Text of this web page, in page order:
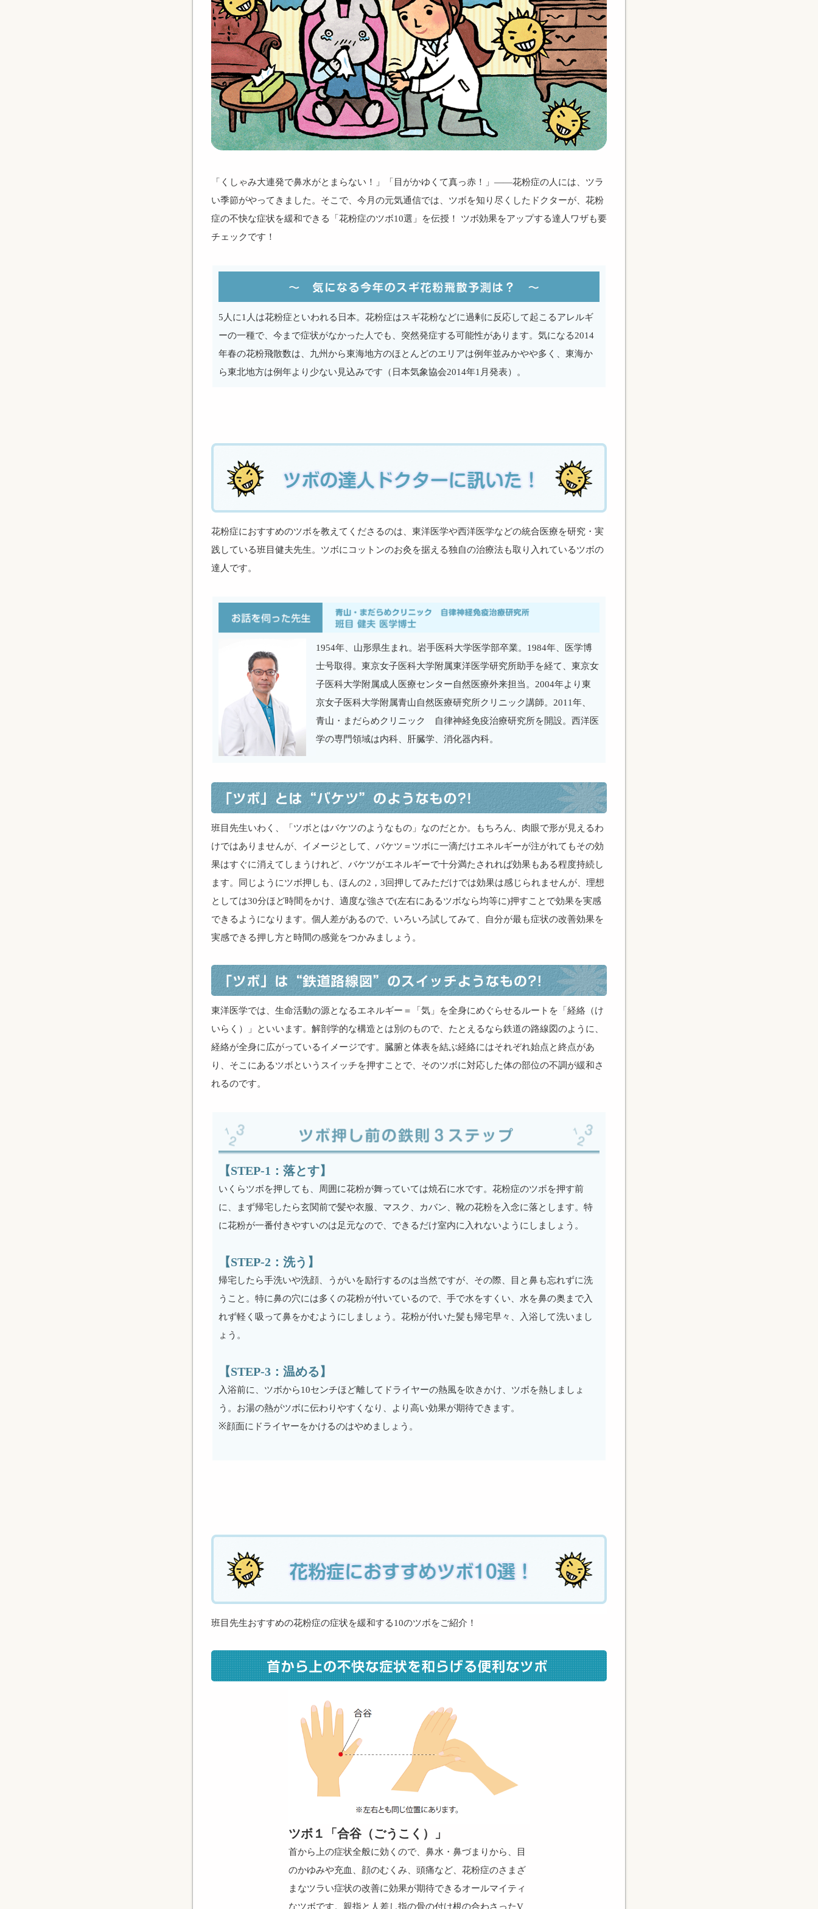
「くしゃみ大連発で鼻水がとまらない！」「目がかゆくて真っ赤！」——花粉症の人には、ツラ
い季節がやってきました。そこで、今月の元気通信では、ツボを知り尽くしたドクターが、花粉
症の不快な症状を緩和できる「花粉症のツボ10選」を伝授！ ツボ効果をアップする達人ワザも要
チェックです！
5人に1人は花粉症といわれる日本。花粉症はスギ花粉などに過剰に反応して起こるアレルギ
ーの一種で、今まで症状がなかった人でも、突然発症する可能性があります。気になる2014
年春の花粉飛散数は、九州から東海地方のほとんどのエリアは例年並みかやや多く、東海か
ら東北地方は例年より少ない見込みです（日本気象協会2014年1月発表）。
花粉症におすすめのツボを教えてくださるのは、東洋医学や西洋医学などの統合医療を研究・実
践している班目健夫先生。ツボにコットンのお灸を据える独自の治療法も取り入れているツボの
達人です。
1954年、山形県生まれ。岩手医科大学医学部卒業。1984年、医学博
士号取得。東京女子医科大学附属東洋医学研究所助手を経て、東京女
子医科大学附属成人医療センター自然医療外来担当。2004年より東
京女子医科大学附属青山自然医療研究所クリニック講師。2011年、
青山・まだらめクリニック 自律神経免疫治療研究所を開設。西洋医
学の専門領域は内科、肝臓学、消化器内科。
班目先生いわく、「ツボとはバケツのようなもの」なのだとか。もちろん、肉眼で形が見えるわ
けではありませんが、イメージとして、バケツ＝ツボに一滴だけエネルギーが注がれてもその効
果はすぐに消えてしまうけれど、バケツがエネルギーで十分満たされれば効果もある程度持続し
ます。同じようにツボ押しも、ほんの2，3回押してみただけでは効果は感じられませんが、理想
としては30分ほど時間をかけ、適度な強さで(左右にあるツボなら均等に)押すことで効果を実感
できるようになります。個人差があるので、いろいろ試してみて、自分が最も症状の改善効果を
実感できる押し方と時間の感覚をつかみましょう。
東洋医学では、生命活動の源となるエネルギー＝「気」を全身にめぐらせるルートを「経絡（け
いらく）」といいます。解剖学的な構造とは別のもので、たとえるなら鉄道の路線図のように、
経絡が全身に広がっているイメージです。臓腑と体表を結ぶ経絡にはそれぞれ始点と終点があ
り、そこにあるツボというスイッチを押すことで、そのツボに対応した体の部位の不調が緩和さ
れるのです。
【STEP-1：落とす】
いくらツボを押しても、周囲に花粉が舞っていては焼石に水です。花粉症のツボを押す前
に、まず帰宅したら玄関前で髪や衣服、マスク、カバン、靴の花粉を入念に落とします。特
に花粉が一番付きやすいのは足元なので、できるだけ室内に入れないようにしましょう。
【STEP-2：洗う】
帰宅したら手洗いや洗顔、うがいを励行するのは当然ですが、その際、目と鼻も忘れずに洗
うこと。特に鼻の穴には多くの花粉が付いているので、手で水をすくい、水を鼻の奥まで入
れず軽く吸って鼻をかむようにしましょう。花粉が付いた髪も帰宅早々、入浴して洗いまし
ょう。
【STEP-3：温める】
入浴前に、ツボから10センチほど離してドライヤーの熱風を吹きかけ、ツボを熱しましょ
う。お湯の熱がツボに伝わりやすくなり、より高い効果が期待できます。
※顔面にドライヤーをかけるのはやめましょう。
班目先生おすすめの花粉症の症状を緩和する10のツボをご紹介！
ツボ１「合谷（ごうこく）」
首から上の症状全般に効くので、鼻水・鼻づまりから、目
のかゆみや充血、顔のむくみ、頭痛など、花粉症のさまざ
まなツラい症状の改善に効果が期待できるオールマイティ
なツボです。親指と人差し指の骨の付け根の合わさったV